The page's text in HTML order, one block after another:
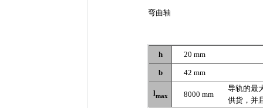
弯曲轴
h 20 mm
b 42 mm
lmax 8000 mm
导轨的最
供货，并